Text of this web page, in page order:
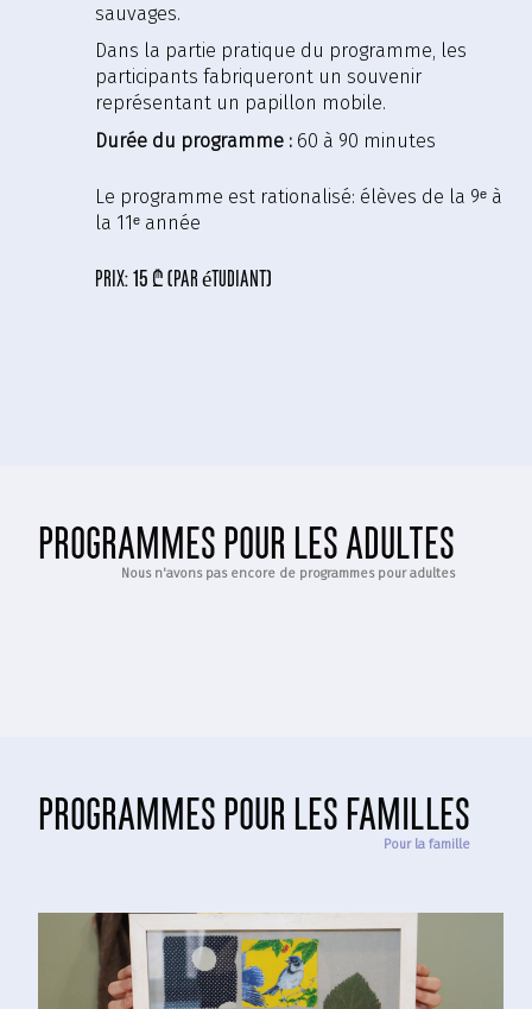
sauvages.
Dans la partie pratique du programme, les
participants fabriqueront un souvenir
représentant un papillon mobile.
Durée du programme : 60 à 90 minutes
Le programme est rationalisé: élèves de la 9ᵉ à
la 11ᵉ année
prix:15 ₾ (par étudiant)
programmes pour les adultes
Nous n'avons pas encore de programmes pour adultes
programmes pour les familles
Pour la famille